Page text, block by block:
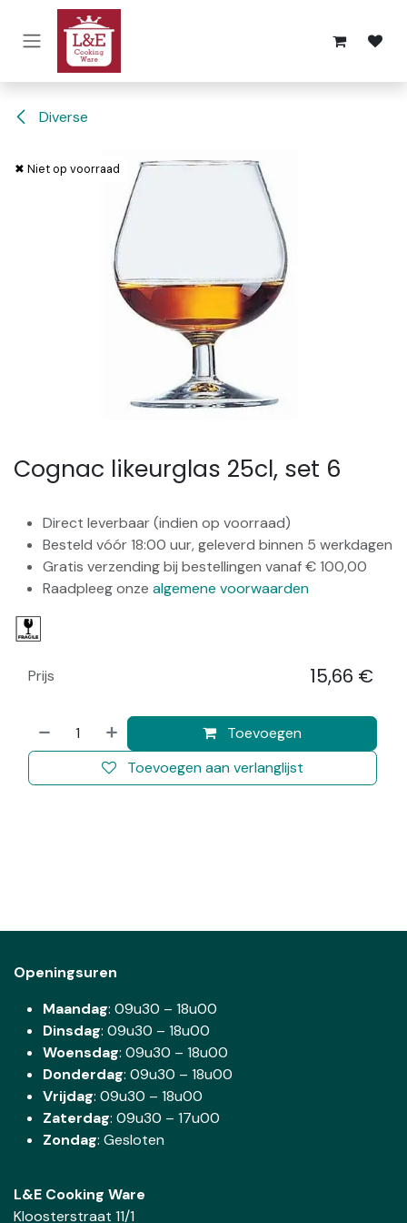
Overslaan naar inhoud
Diverse
✖ Niet op voorraad
Cognac likeurglas 25cl, set 6
Direct leverbaar (indien op voorraad)
Besteld vóór 18:00 uur, geleverd binnen 5 werkdagen
Gratis verzending bij bestellingen vanaf € 100,00
Raadpleeg onze algemene voorwaarden
Toevoegen
Toevoegen aan verlanglijst
Prijs 15,66 €
Openingsuren
Maandag: 09u30 – 18u00
Dinsdag: 09u30 – 18u00
Woensdag: 09u30 – 18u00
Donderdag: 09u30 – 18u00
Vrijdag: 09u30 – 18u00
Zaterdag: 09u30 – 17u00
Zondag: Gesloten
L&E Cooking Ware
Kloosterstraat 11/1